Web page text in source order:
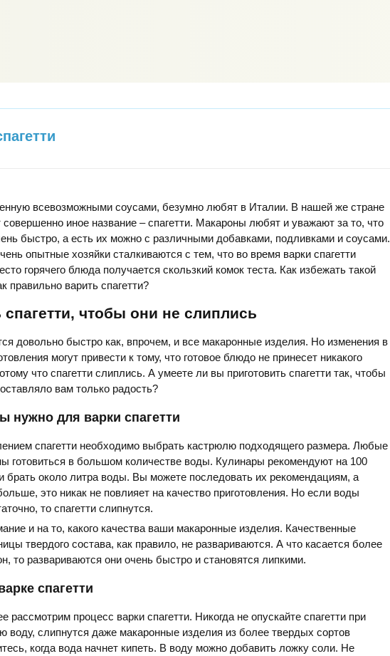
всевозможными соусами, безумно любят в Италии. В нашей же стране
иное название – спагетти. Макароны любят и уважают за то, что
быстро, а есть их можно с различными добавками, подливками и соусами.
опытные хозяйки сталкиваются с тем, что во время варки спагетти
горячего блюда получается скользкий комок теста. Как избежать такой
правильно варить спагетти?
спагетти, чтобы они не слиплись
довольно быстро как, впрочем, и все макаронные изделия. Но изменения в
могут привести к тому, что готовое блюдо не принесет никакого
что спагетти слиплись. А умеете ли вы приготовить спагетти так, чтобы
вам только радость?
нужно для варки спагетти
спагетти необходимо выбрать кастрюлю подходящего размера. Любые
готовиться в большом количестве воды. Кулинары рекомендуют на 100
брать около литра воды. Вы можете последовать их рекомендациям, а
это никак не повлияет на качество приготовления. Но если воды
то спагетти слипнутся.
и на то, какого качества ваши макаронные изделия. Качественные
твердого состава, как правило, не развариваются. А что касается более
то развариваются они очень быстро и становятся липкими.
спагетти
рассмотрим процесс варки спагетти. Никогда не опускайте спагетти при
воду, слипнутся даже макаронные изделия из более твердых сортов
когда вода начнет кипеть. В воду можно добавить ложку соли. Не